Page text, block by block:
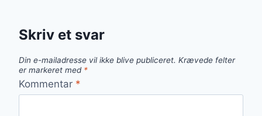
Skriv et svar
Din e-mailadresse vil ikke blive publiceret. Krævede felter
er markeret med *
Kommentar *